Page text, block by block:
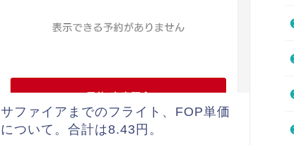
サファイアまでのフライト、FOP単価
について。合計は8.43円。